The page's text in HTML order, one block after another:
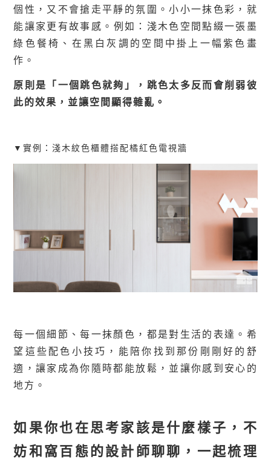
個性，又不會搶走平靜的氛圍。小小一抹色彩，就
能讓家更有故事感。 例如： 淺木色空間點綴一張墨
綠色餐椅、在 黑白灰調的空間中掛上一幅紫色畫
作。
原則是「一個跳色就夠」，跳色太多反而會削弱彼
此的效果，並讓空間顯得雜亂。
▼實例：淺木紋色櫃體搭配橘紅色電視牆
每一個細節、每一抹顏色，都是對生活的表達。希
望這些配色小技巧，能陪你找到那份剛剛好的舒
適，讓家成為你隨時都能放鬆，並讓你感到安心的
地方。
如果你也在思考家該是什麼樣子，不
妨和窩百態的設計師聊聊，一起梳理